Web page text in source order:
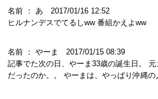
名前 ： あ 2017/01/16 12:52
ヒルナンデスでてるしww 番組かえよww
名前 ： やーま 2017/01/15 08:39
記事でた次の日、やーま33歳の誕生日。
だったのか。。 やーまは、やっぱり沖縄の